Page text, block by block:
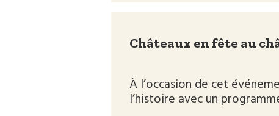
Châteaux en fête au
À l’occasion de cet
l’histoire avec un